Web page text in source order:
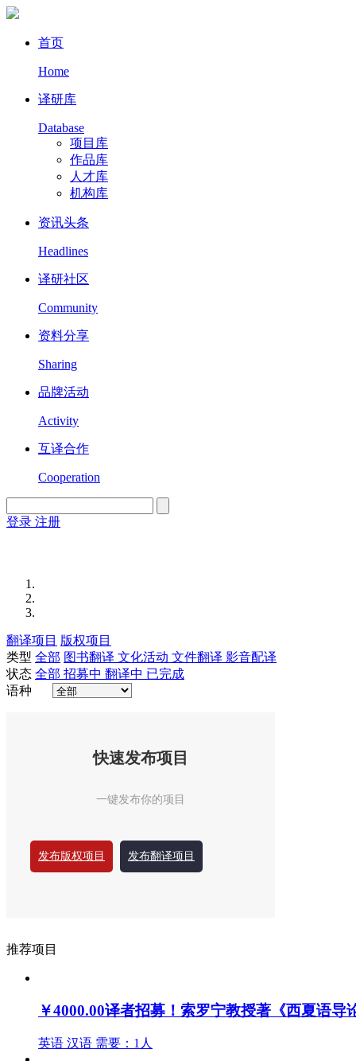
首页
Home
译研库
Database
项目库
作品库
人才库
机构库
资讯头条
Headlines
译研社区
Community
资料分享
Sharing
品牌活动
Activity
互译合作
Cooperation
登录 注册
翻译项目 版权项目
类型 全部 图书翻译 文化活动 文件翻译 影音配译
状态 全部 招募中 翻译中 已完成
语种
快速发布项目
一键发布你的项目
发布版权项目 发布翻译项目
推荐项目
￥4000.00译者招募！索罗宁教授著《西夏语导
英语 汉语 需要：1人